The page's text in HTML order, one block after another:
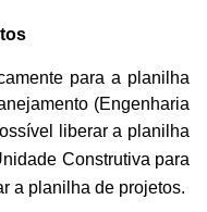
para a planilha
(Engenharia
liberar a planilha
Construtiva para
a planilha de projetos.